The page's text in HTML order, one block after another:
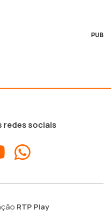
PUB
redes sociais
RTP Play